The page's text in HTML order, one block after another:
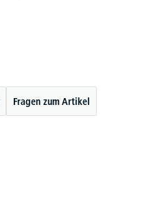
Fragen zum Artikel